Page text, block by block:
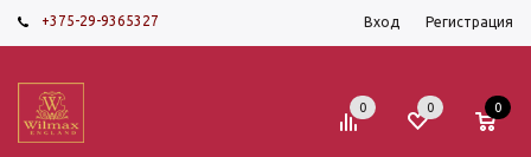
+375-29-9365327 Вход Регистрация
0 0 0